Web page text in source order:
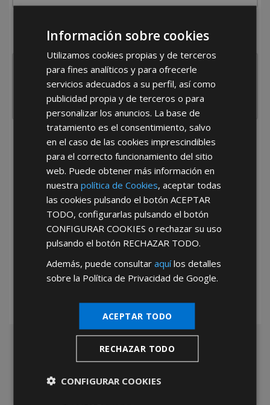
España
Portugal Otros
He leído y acepto laPolítica de Privacidad
*Abstenerse particulares, sólo venta a tiendas y empresas minoristas y
Información sobre cookies
Utilizamos cookies propias y de terceros
para fines analíticos y para ofrecerle
servicios adecuados a su perfil, así como
publicidad propia y de terceros o para
personalizar los anuncios. La base de
tratamiento es el consentimiento, salvo
en el caso de las cookies imprescindibles
para el correcto funcionamiento del sitio
web. Puede obtener más información en
nuestrapolítica de Cookies, aceptar todas
las cookies pulsando el botónACEPTAR
TODO, configurarlas pulsando el botón
CONFIGURAR COOKIES o rechazar su uso
pulsando el botón RECHAZAR TODO.
Además, puede consultaraquílos detalles
sobre la Política de Privacidad de Google.
ACEPTAR TODO
RECHAZAR TODO
CONFIGURAR COOKIES